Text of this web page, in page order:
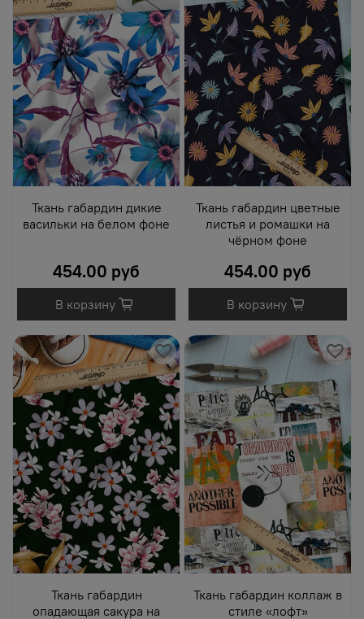
Ткань габардин дикие
васильки на белом фоне
454.00 руб
В корзину
Ткань габардин цветные
листья и ромашки на
чёрном фоне
454.00 руб
В корзину
Ткань габардин
опадающая сакура на
Ткань габардин коллаж в
стиле «лофт»